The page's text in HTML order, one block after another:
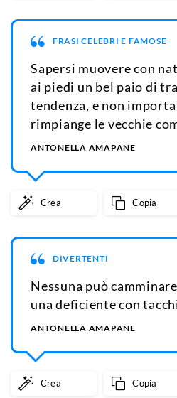
FRASI CELEBRI E FAMOSE
Sapersi muovere con
ai piedi un bel paio di
tendenza, e non importa
rimpiange le vecchie
ANTONELLA AMAPANE
Crea Copia
DIVERTENTI
Nessuna può
una deficiente con
ANTONELLA AMAPANE
Crea Copia